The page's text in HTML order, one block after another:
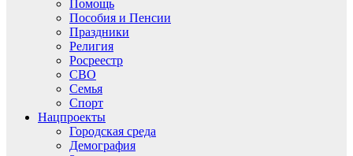
Помощь
Пособия и Пенсии
Праздники
Религия
Росреестр
СВО
Семья
Спорт
Нацпроекты
Городская среда
Демография